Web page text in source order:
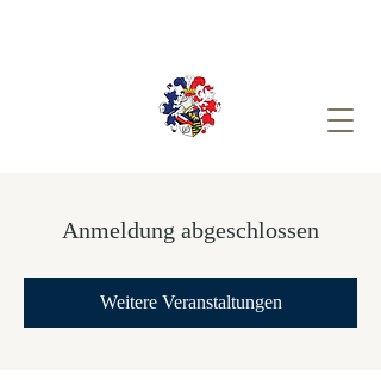
Anmeldung abgeschlossen
Weitere Veranstaltungen